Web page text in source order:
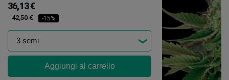
36,13 €
42,50 € -15%
Aggiungi al carrello